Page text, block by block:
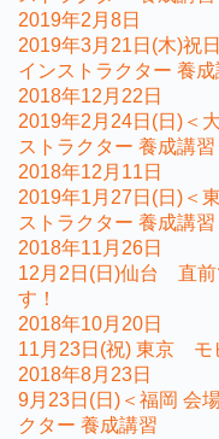
2019年2月8日
2019年3月21日(木)祝
インストラクター 養成
2018年12月22日
2019年2月24日(日)＜
ストラクター 養成講習
2018年12月11日
2019年1月27日(日)＜
ストラクター 養成講習
2018年11月26日
12月2日(日)仙台 直前
す！
2018年10月20日
11月23日(祝) 東京 モ
2018年8月23日
9月23日(日)＜福岡 会
クター 養成講習